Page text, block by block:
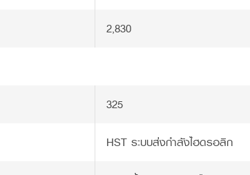
2,830
325
HST ระบบส่งกำลังไฮดรอลิก